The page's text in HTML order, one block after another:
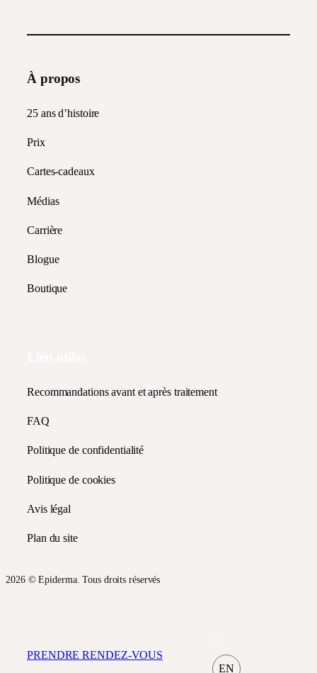
À propos
25 ans d’histoire
Prix
Cartes-cadeaux
Médias
Carrière
Blogue
Boutique
Recommandations avant et après traitement
FAQ
Politique de confidentialité
Politique de cookies
Avis légal
Plan du site
2026 © Epiderma. Tous droits réservés
PRENDRE RENDEZ-VOUS
EN